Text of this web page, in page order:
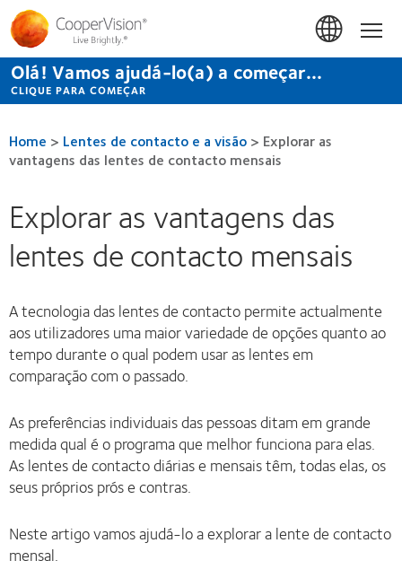
Passar
para
conteúdo
principal
Início
Olá! Vamos ajudá-lo(a) a começar...
CLIQUE PARA COMEÇAR
Home > Lentes de contacto e a visão > Explorar as
vantagens das lentes de contacto mensais
Explorar as vantagens das
lentes de contacto mensais
A tecnologia das lentes de contacto permite actualmente
aos utilizadores uma maior variedade de opções quanto ao
tempo durante o qual podem usar as lentes em
comparação com o passado.
As preferências individuais das pessoas ditam em grande
medida qual é o programa que melhor funciona para elas.
As lentes de contacto diárias e mensais têm, todas elas, os
seus próprios prós e contras.
Neste artigo vamos ajudá-lo a explorar a lente de contacto
mensal.